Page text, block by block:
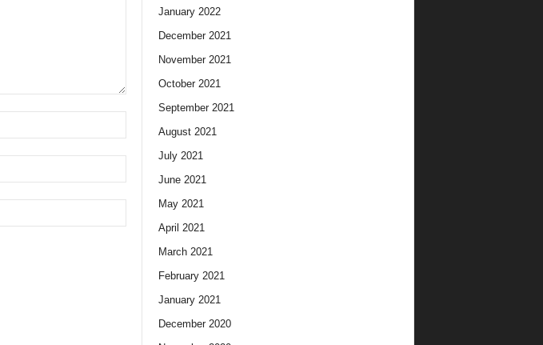
January 2022
December 2021
November 2021
October 2021
September 2021
August 2021
July 2021
June 2021
May 2021
April 2021
March 2021
February 2021
January 2021
December 2020